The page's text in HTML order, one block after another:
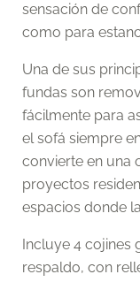
sensación de
como para
Una de sus
fundas son
fácilmente para
el sofá siempre
convierte en una
proyectos
espacios donde
Incluye 4 cojines
respaldo, con